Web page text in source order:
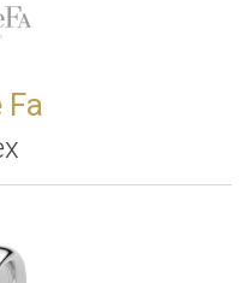
Fa